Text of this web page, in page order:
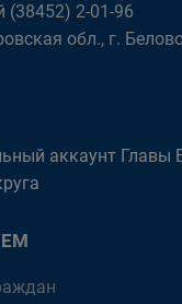
2-01-96
обл., г.
аккаунт Главы